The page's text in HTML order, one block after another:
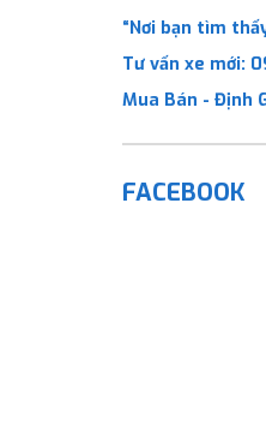
“Nơi bạn tìm
Tư vấn xe mới:
Mua Bán - Định
FACEBOOK